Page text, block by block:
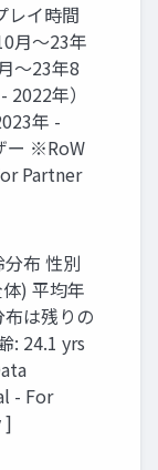
レイ時間
月〜23年
〜23年8
年）
年 -
ー ※RoW
Partner
布 性別
) 平均年
は残りの
: 24.1 yrs
- For
]